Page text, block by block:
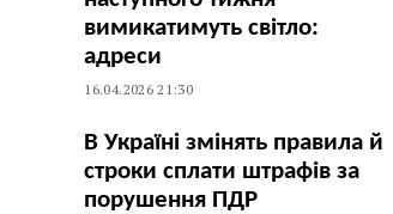
вимикатимуть світло:
адреси
16.04.2026 21:30
В Україні змінять правила й
строки сплати штрафів за
порушення ПДР